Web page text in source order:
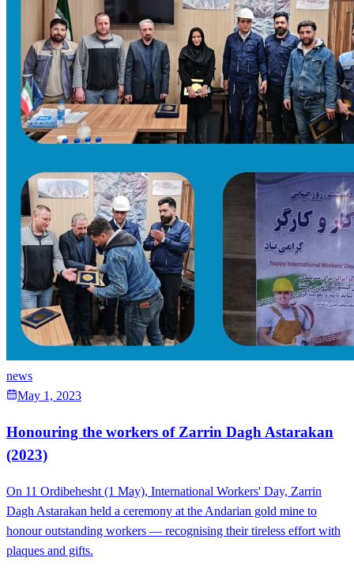
news
May 1, 2023
Honouring the workers of Zarrin Dagh Astarakan
(2023)
On 11 Ordibehesht (1 May), International Workers' Day, Zarrin
Dagh Astarakan held a ceremony at the Andarian gold mine to
honour outstanding workers — recognising their tireless effort with
plaques and gifts.